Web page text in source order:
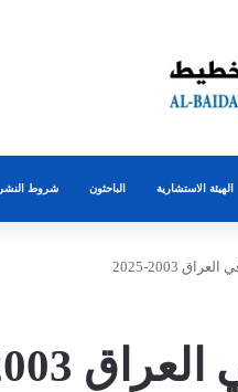
الهيئة الاستشارية الباحثون شروط النشر
2003-2025
2003-2025